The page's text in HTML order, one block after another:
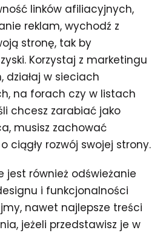
linków afiliacyjnych,
reklam, wychodź z
stronę, tak by
Korzystaj z marketingu
działaj w sieciach
na forach czy w listach
chcesz zarabiać jako
musisz zachować
ciągły rozwój swojej strony.
jest również odświeżanie
i funkcjonalności
nawet najlepsze treści
jeżeli przedstawisz je w